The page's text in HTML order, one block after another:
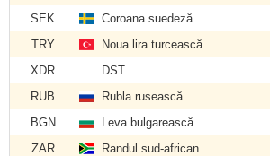
SEK
Coroana suedeză
TRY
Noua lira turcească
XDR
DST
RUB
Rubla rusească
BGN
Leva bulgarească
ZAR
Randul sud-african